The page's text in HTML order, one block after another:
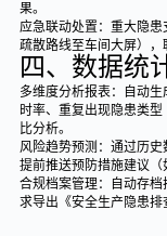
果。
应急联动处置：重大隐患
疏散路线至车间大屏），
四、数据统
多维度分析报表：自动
时率、重复出现隐患类型
比分析。
风险趋势预测：通过历史
提前推送预防措施建议（
合规档案管理：自动存
求导出《安全生产隐患排